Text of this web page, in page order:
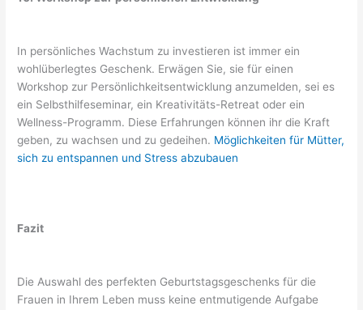
In persönliches Wachstum zu investieren ist immer ein
wohlüberlegtes Geschenk. Erwägen Sie, sie für einen
Workshop zur Persönlichkeitsentwicklung anzumelden, sei es
ein Selbsthilfeseminar, ein Kreativitäts-Retreat oder ein
Wellness-Programm. Diese Erfahrungen können ihr die Kraft
geben, zu wachsen und zu gedeihen. Möglichkeiten für Mütter,
sich zu entspannen und Stress abzubauen
Fazit
Die Auswahl des perfekten Geburtstagsgeschenks für die
Frauen in Ihrem Leben muss keine entmutigende Aufgabe